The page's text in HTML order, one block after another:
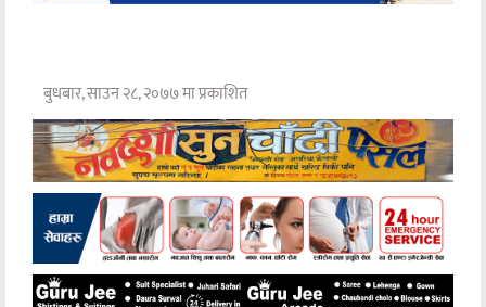
बुधबार, साउन २८, २०७७ मा प्रकाशित